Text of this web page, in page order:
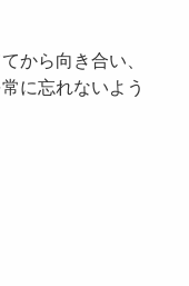
から向き合い、
に忘れないよう